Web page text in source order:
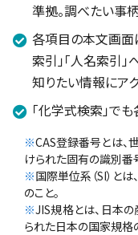
準拠。調べたい事
各項目の本文画面
索引」「人名索引」
知りたい情報にア
「化学式検索」で
※CAS登録番号とは、
けられた固有の識別番
※国際単位系（SI）と
のこと。
※JIS規格とは、日本
られた日本の国家規格